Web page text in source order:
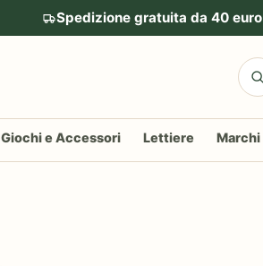
Spedizione gratuita da 40 euro
Giochi e Accessori Lettiere Marchi